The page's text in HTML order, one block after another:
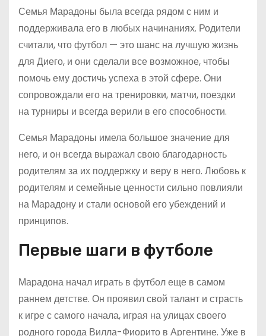
Семья Марадоны была всегда рядом с ним и
поддерживала его в любых начинаниях. Родители
считали, что футбол — это шанс на лучшую жизнь
для Диего, и они сделали все возможное, чтобы
помочь ему достичь успеха в этой сфере. Они
сопровождали его на тренировки, матчи, поездки
на турниры и всегда верили в его способности.
Семья Марадоны имела большое значение для
него, и он всегда выражал свою благодарность
родителям за их поддержку и веру в него. Любовь к
родителям и семейные ценности сильно повлияли
на Марадону и стали основой его убеждений и
принципов.
Первые шаги в футболе
Марадона начал играть в футбол еще в самом
раннем детстве. Он проявил свой талант и страсть
к игре с самого начала, играя на улицах своего
родного города Вилла-Фиорито в Аргентине. Уже в